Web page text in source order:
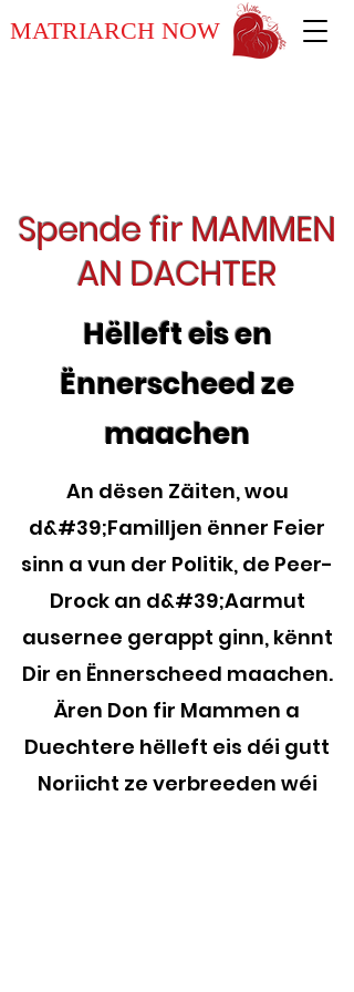
MATRIARCH NOW
Spende fir MAMMEN
AN DACHTER
Hëlleft eis en
Ënnerscheed ze
maachen
An dësen Zäiten, wou
d&#39;Familljen ënner Feier
sinn a vun der Politik, de Peer-
Drock an d&#39;Aarmut
ausernee gerappt ginn, kënnt
Dir en Ënnerscheed maachen.
Ären Don fir Mammen a
Duechtere hëlleft eis déi gutt
Noriicht ze verbreeden wéi